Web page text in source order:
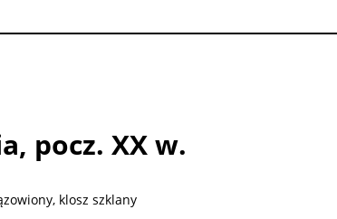
pocz. XX w.
klosz szklany